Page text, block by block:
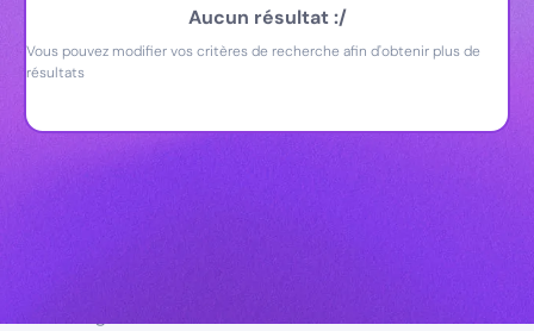
Aucun résultat :/
Vous pouvez modifier vos critères de recherche afin d'obtenir plus de
résultats